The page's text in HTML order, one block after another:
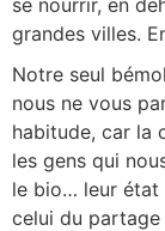
grandes villes.
Notre seul
nous ne vous
habitude, car la
les gens qui
le bio… leur état
celui du partage